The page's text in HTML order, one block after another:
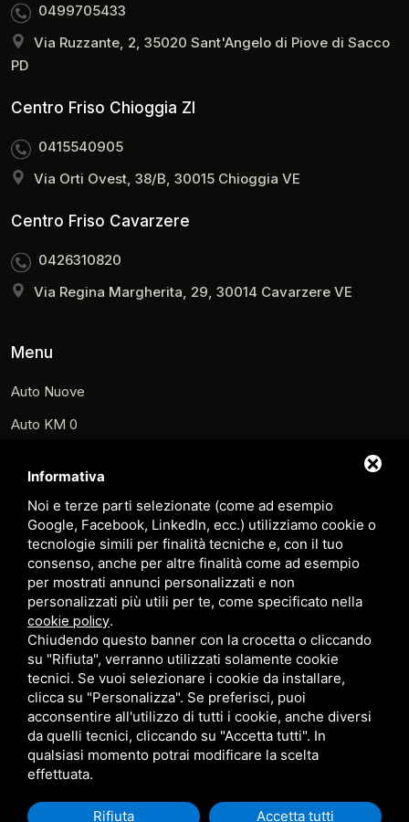
Menu
Auto Nuove
Auto KM 0
Scooter e Monopattini
Carrelli
Veicoli Commerciali
Prenota Officina
Contatti
Sitemap
Privacy Policy
0499705433
Via Ruzzante, 2, 35020 Sant'Angelo di Piove di Sacco
PD
Centro Friso Chioggia ZI
0415540905
Via Orti Ovest, 38/B, 30015 Chioggia VE
Centro Friso Cavarzere
0426310820
Via Regina Margherita, 29, 30014 Cavarzere VE
Informativa
Noi e terze parti selezionate (come ad esempio
Google, Facebook, LinkedIn, ecc.) utilizziamo cookie o
tecnologie simili per finalità tecniche e, con il tuo
consenso, anche per altre finalità come ad esempio
per mostrati annunci personalizzati e non
personalizzati più utili per te, come specificato nella
cookie policy.
Chiudendo questo banner con la crocetta o cliccando
su "Rifiuta", verranno utilizzati solamente cookie
tecnici. Se vuoi selezionare i cookie da installare,
clicca su "Personalizza". Se preferisci, puoi
acconsentire all'utilizzo di tutti i cookie, anche diversi
da quelli tecnici, cliccando su "Accetta tutti". In
qualsiasi momento potrai modificare la scelta
effettuata.
Rifiuta Accetta tutti